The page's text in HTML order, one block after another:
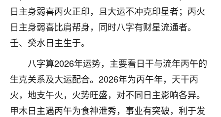
日主身弱喜丙火正印，且大运不冲克印星者；丙火
日主身弱喜比肩帮身，同时八字有财星流通者。
壬、癸水日主生于。
八字算2026年运势，主要看日干与流年丙午的
生克关系及大运配合。2026年为丙午年，天干丙
火，地支午火，火势旺盛，对不同日主影响各异。
甲木日主遇丙午为食神泄秀，事业有突破，利于发
2小时前 来自海南 18
梦醒时分
的，把我们两口子愁的不行，朋友给我推荐的慧来老
师，一开始我是病急乱投医，这半年来，法事一个个
做完，我女儿跟变了个人一样，不期望她能考多好的
大学，只要能安安稳稳的把书读了，身体心理都健健
康康的我就很知足了！